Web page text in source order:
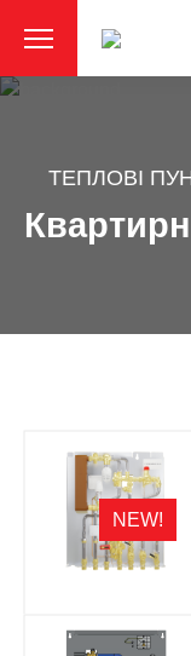
ТЕПЛОВІ
NEW!